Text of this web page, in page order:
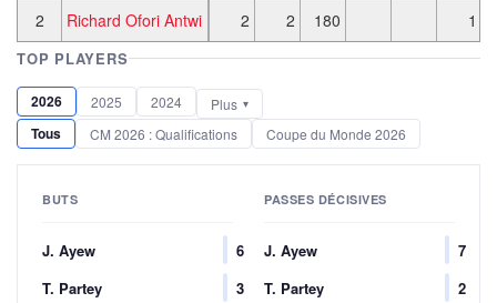
2
Richard Ofori Antwi 2 2 180 1
TOP PLAYERS
2026 2025 2024 Plus
Tous CM 2026 : Qualifications Coupe du Monde 2026
BUTS
J. Ayew
6
T. Partey
3
PASSES DÉCISIVES
J. Ayew
7
T. Partey
2